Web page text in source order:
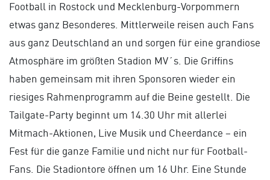
Football in Rostock und Mecklenburg-Vorpommern
etwas ganz Besonderes. Mittlerweile reisen auch Fans
aus ganz Deutschland an und sorgen für eine grandiose
Atmosphäre im größten Stadion MV´s. Die Griffins
haben gemeinsam mit ihren Sponsoren wieder ein
riesiges Rahmenprogramm auf die Beine gestellt. Die
Tailgate-Party beginnt um 14.30 Uhr mit allerlei
Mitmach-Aktionen, Live Musik und Cheerdance – ein
Fest für die ganze Familie und nicht nur für Football-
Fans. Die Stadiontore öffnen um 16 Uhr. Eine Stunde